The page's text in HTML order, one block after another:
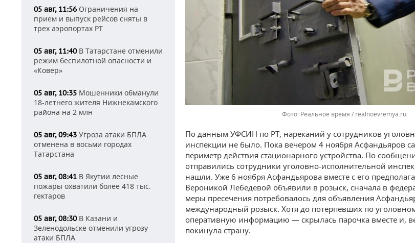
05 авг, 11:56 Ограничения на
прием и выпуск рейсов сняты в
трех аэропортах РТ
05 авг, 11:40В Татарстане отменили
режим беспилотной опасности и
«Ковер»
05 авг, 10:35 Мошенники обманули
18-летнего жителя Нижнекамского
района на 2 млн
05 авг, 09:43 Угроза атаки БПЛА
отменена в восьми городах
Татарстана
05 авг, 08:41 В Якутии лесные
пожары охватили более 418 тыс.
гектаров
05 авг, 08:30В Казани и
Зеленодольске отменили угрозу
атаки БПЛА
Реальное время / realnoevremya.ru
По данным УФСИН по РТ, нареканий у сотрудников
инспекции не было. Пока вечером 4 ноября Асфандьяров
периметр действия стационарного устройства. По
отправились сотрудники уголовно-исполнительной
нашли. Уже 6 ноября Асфандьярова вместе с его
Вероникой Лебедевой объявили в розыск, сначала в
меры пресечения потребовалось для объявления
международный розыск. Хотя до потерпевших по
оперативную информацию — скрылась парочка вместе и,
покинула страну.